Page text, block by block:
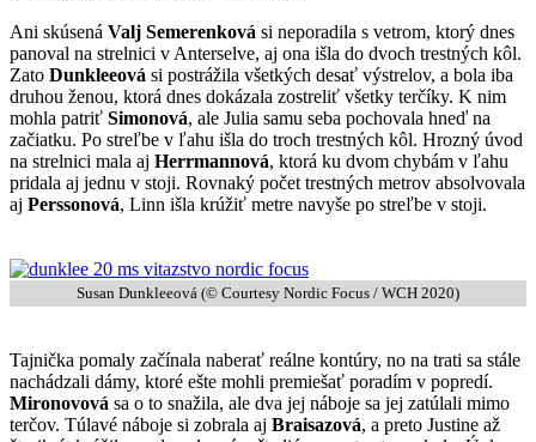
Ani skúsená Valj Semerenková si neporadila s vetrom, ktorý dnes
panoval na strelnici v Anterselve, aj ona išla do dvoch trestných kôl.
Zato Dunkleeová si postrážila všetkých desať výstrelov, a bola iba
druhou ženou, ktorá dnes dokázala zostreliť všetky terčíky. K nim
mohla patriť Simonová, ale Julia samu seba pochovala hneď na
začiatku. Po streľbe v ľahu išla do troch trestných kôl. Hrozný úvod
na strelnici mala aj Herrmannová, ktorá ku dvom chybám v ľahu
pridala aj jednu v stoji. Rovnaký počet trestných metrov absolvovala
aj Perssonová, Linn išla krúžiť metre navyše po streľbe v stoji.
Susan Dunkleeová (© Courtesy Nordic Focus / WCH 2020)
Tajnička pomaly začínala naberať reálne kontúry, no na trati sa stále
nachádzali dámy, ktoré ešte mohli premiešať poradím v popredí.
Mironovová sa o to snažila, ale dva jej náboje sa jej zatúlali mimo
terčov. Túlavé náboje si zobrala aj Braisazová, a preto Justine až